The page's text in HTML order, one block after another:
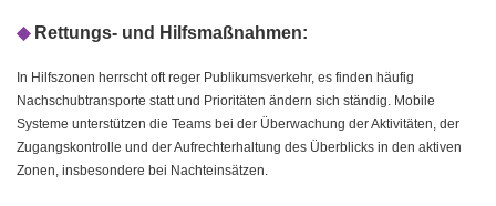
◆Rettungs- und Hilfsmaßnahmen:
In Hilfszonen herrscht oft reger Publikumsverkehr, es finden häufig
Nachschubtransporte statt und Prioritäten ändern sich ständig. Mobile
Systeme unterstützen die Teams bei der Überwachung der Aktivitäten, der
Zugangskontrolle und der Aufrechterhaltung des Überblicks in den aktiven
Zonen, insbesondere bei Nachteinsätzen.